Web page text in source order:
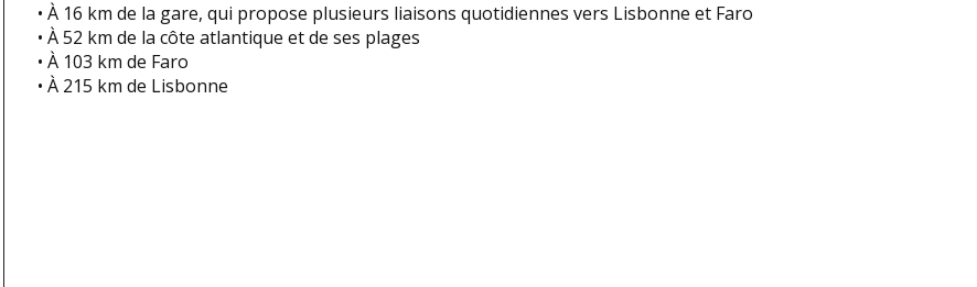
• À 16 km de la gare, qui propose plusieurs liaisons quotidiennes vers Lisbonne et Faro
• À 52 km de la côte atlantique et de ses plages
• À 103 km de Faro
• À 215 km de Lisbonne